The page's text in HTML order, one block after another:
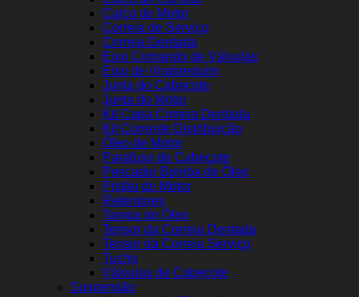
Calço do Motor
Correia de Serviço
Correia Dentada
Eixo Comando de Válvulas
Eixo de Virabrequim
Junta do Cabeçote
Junta do Motor
Kit Capa Correia Dentada
Kit Corrente Distribuição
Óleo de Motor
Parafuso de Cabeçote
Pescador Bomba de Óleo
Pistão do Motor
Retentores
Tampa do Óleo
Tensor da Correia Dentada
Tensor da Correia Serviço
Tucho
Válvulas de Cabeçote
Suspensão